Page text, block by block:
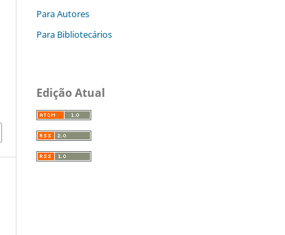
Para Autores
Para Bibliotecários
Edição Atual